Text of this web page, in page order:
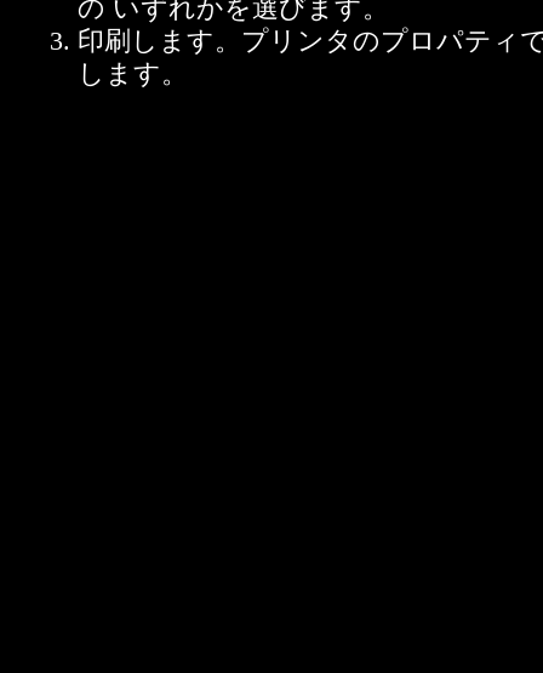
の いずれかを選びます。
印刷します。プリンタのプロパティ
します。